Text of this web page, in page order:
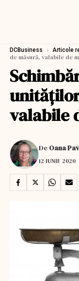
DCBusiness › Articole
de măsură, valabile de
valabile
De Oana
12 IUNIE 2020